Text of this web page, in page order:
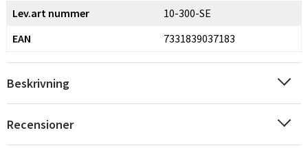
Lev.art nummer
10-300-SE
EAN
7331839037183
Beskrivning
Recensioner